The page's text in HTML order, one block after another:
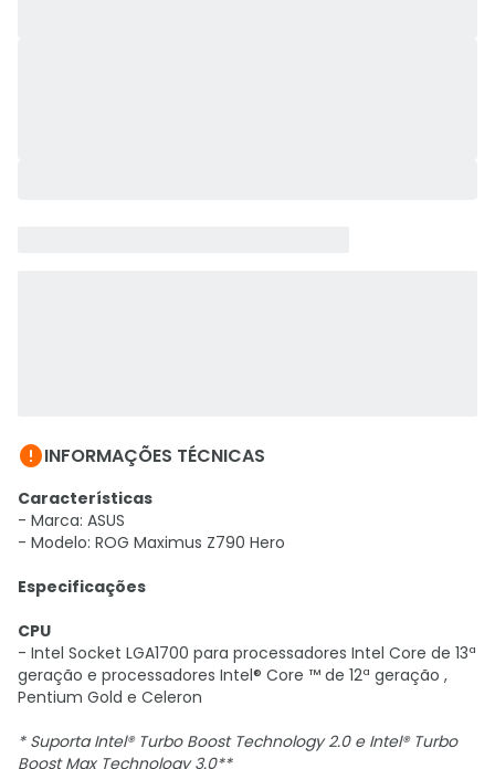
INFORMAÇÕES TÉCNICAS
Características
- Marca: ASUS
- Modelo: ROG Maximus Z790 Hero
Especificações
CPU
- Intel Socket LGA1700 para processadores Intel Core de 13ª
geração e processadores Intel® Core ™ de 12ª geração ,
Pentium Gold e Celeron
* Suporta Intel® Turbo Boost Technology 2.0 e Intel® Turbo
Boost Max Technology 3.0**